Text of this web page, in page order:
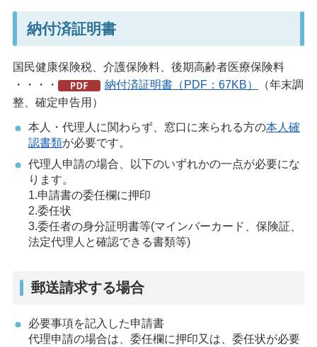
納付済証明書
国民健康保険税、介護保険料、後期高齢者医療保険料
・・・・
納付済証明書（PDF：67KB）
（年末調
整、確定申告用）
本人・代理人に関わらず、窓口に来られる方の本人確
認書類が必要です。
代理人申請の場合、以下のいずれかの一点が必要にな
ります。
1.申請書の委任欄に押印
2.委任状
3.委任者の身分証明書等(マインバーカード、保険証、
法定代理人と確認できる書類等)
郵送請求する場合
必要事項を記入した申請書
代理申請の場合は、委任欄に押印又は、委任状が必要